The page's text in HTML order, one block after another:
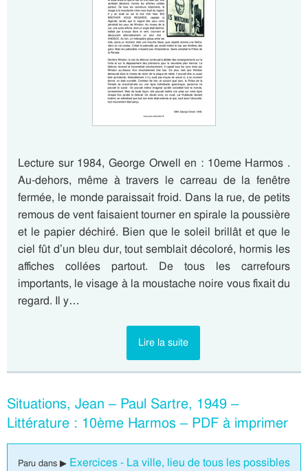
Lecture sur 1984, George Orwell en : 10eme Harmos .
Au-dehors, même à travers le carreau de la fenêtre
fermée, le monde paraissait froid. Dans la rue, de petits
remous de vent faisaient tourner en spirale la poussière
et le papier déchiré. Bien que le soleil brillât et que le
ciel fût d’un bleu dur, tout semblait décoloré, hormis les
affiches collées partout. De tous les carrefours
importants, le visage à la moustache noire vous fixait du
regard. Il y…
Lire la suite
Situations, Jean – Paul Sartre, 1949 –
Littérature : 10ème Harmos – PDF à imprimer
Paru dans ▶ Exercices - La ville, lieu de tous les possibles